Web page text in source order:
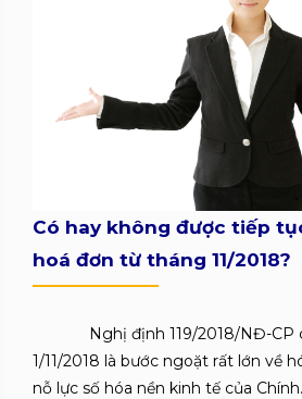
Có hay không được tiếp
hoá đơn từ tháng 11/2018?
Nghị định 119/2018/NĐ-CP
1/11/2018 là bước ngoặt rất lớn về
nỗ lực số hóa nền kinh tế của